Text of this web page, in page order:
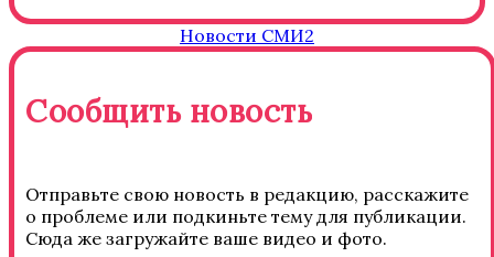
Новости СМИ2
Сообщить новость
Отправьте свою новость в редакцию, расскажите
о проблеме или подкиньте тему для публикации.
Сюда же загружайте ваше видео и фото.